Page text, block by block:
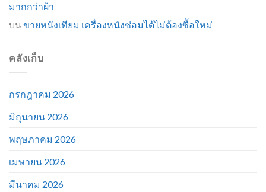
มากกว่าผ้า
บนขายหนังเทียม เครื่องหนังซ่อมได้ไม่ต้องซื้อใหม่
คลังเก็บ
กรกฎาคม 2026
มิถุนายน 2026
พฤษภาคม 2026
เมษายน 2026
มีนาคม 2026